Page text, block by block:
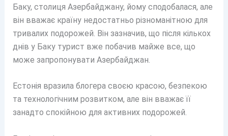
Баку, столиця Азербайджану, йому сподобалася, але
він вважає країну недостатньо різноманітною для
тривалих подорожей. Він зазначив, що після кількох
днів у Баку турист вже побачив майже все, що
може запропонувати Азербайджан.
Естонія вразила блогера своєю красою, безпекою
та технологічним розвитком, але він вважає її
занадто спокійною для активних подорожей.